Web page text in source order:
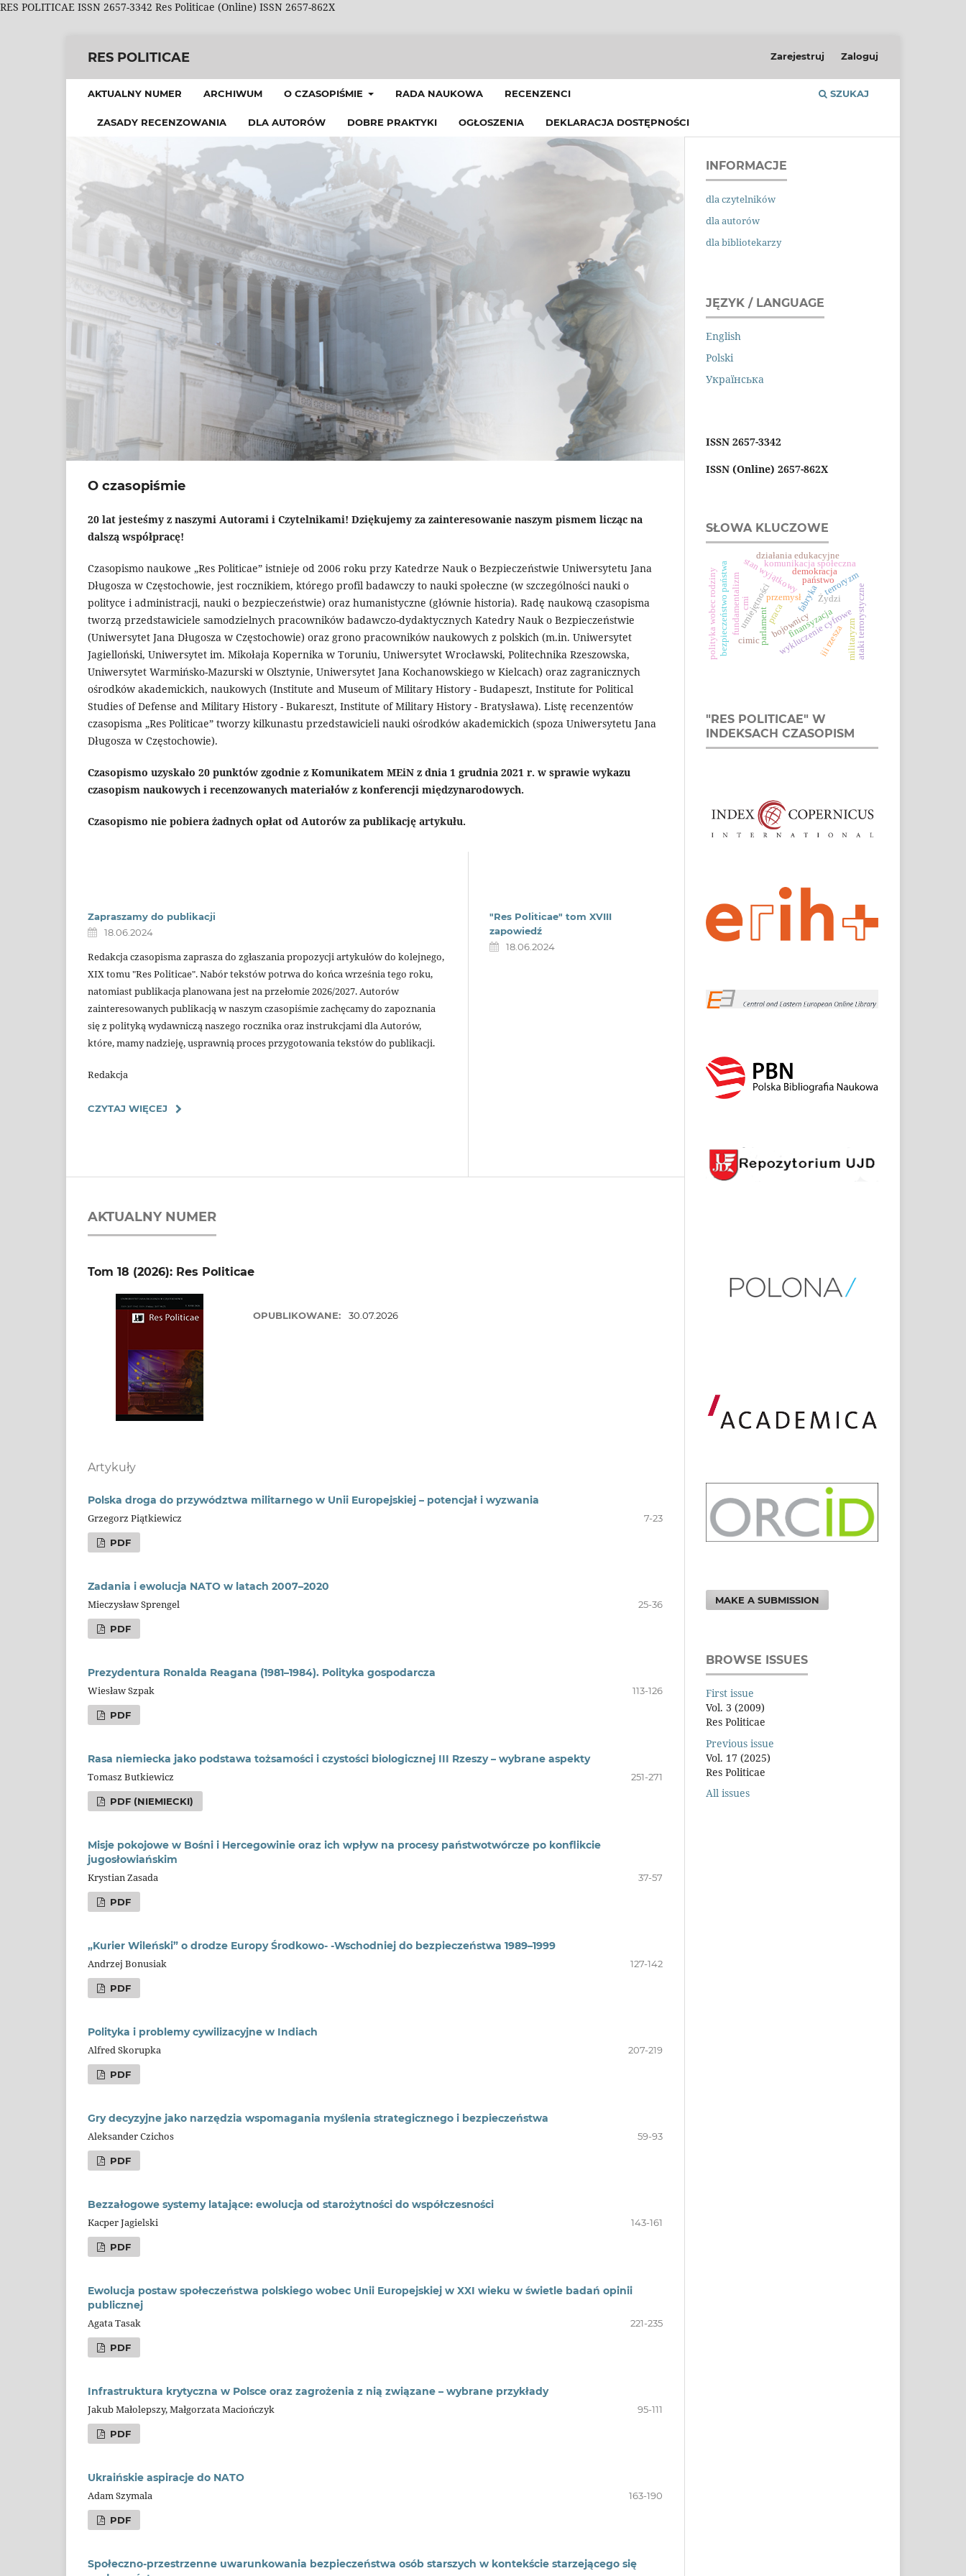
RES POLITICAE ISSN 2657-3342 Res Politicae (Online) ISSN 2657-862X
RES POLITICAE
AKTUALNY NUMER ARCHIWUM O CZASOPIŚMIE RADA NAUKOWA RECENZENCI
ZASADY RECENZOWANIA DLA AUTORÓW DOBRE PRAKTYKI OGŁOSZENIA DEKLARACJA DOSTĘPNOŚCI
SZUKAJ
Zarejestruj Zaloguj
O czasopiśmie
20 lat jesteśmy z naszymi Autorami i Czytelnikami! Dziękujemy za zainteresowanie naszym pismem licząc na
dalszą współpracę!
Czasopismo naukowe „Res Politicae” istnieje od 2006 roku przy Katedrze Nauk o Bezpieczeństwie Uniwersytetu Jana
Długosza w Częstochowie, jest rocznikiem, którego profil badawczy to nauki społeczne (w szczególności nauki o
polityce i administracji, nauki o bezpieczeństwie) oraz humanistyczne (głównie historia). Radę naukową czasopisma
tworzą przedstawiciele samodzielnych pracowników badawczo-dydaktycznych Katedry Nauk o Bezpieczeństwie
(Uniwersytet Jana Długosza w Częstochowie) oraz grono pracowników naukowych z polskich (m.in. Uniwersytet
Jagielloński, Uniwersytet im. Mikołaja Kopernika w Toruniu, Uniwersytet Wrocławski, Politechnika Rzeszowska,
Uniwersytet Warmińsko-Mazurski w Olsztynie, Uniwersytet Jana Kochanowskiego w Kielcach) oraz zagranicznych
ośrodków akademickich, naukowych (Institute and Museum of Military History - Budapeszt, Institute for Political
Studies of Defense and Military History - Bukareszt, Institute of Military History - Bratysława). Listę recenzentów
czasopisma „Res Politicae” tworzy kilkunastu przedstawicieli nauki ośrodków akademickich (spoza Uniwersytetu Jana
Długosza w Częstochowie).
Czasopismo uzyskało 20 punktów zgodnie z Komunikatem MEiN z dnia 1 grudnia 2021 r. w sprawie wykazu
czasopism naukowych i recenzowanych materiałów z konferencji międzynarodowych.
Czasopismo nie pobiera żadnych opłat od Autorów za publikację artykułu.
Zapraszamy do publikacji
18.06.2024
Redakcja czasopisma zaprasza do zgłaszania propozycji artykułów do kolejnego,
XIX tomu "Res Politicae". Nabór tekstów potrwa do końca września tego roku,
natomiast publikacja planowana jest na przełomie 2026/2027. Autorów
zainteresowanych publikacją w naszym czasopiśmie zachęcamy do zapoznania
się z polityką wydawniczą naszego rocznika oraz instrukcjami dla Autorów,
które, mamy nadzieję, usprawnią proces przygotowania tekstów do publikacji.
Redakcja
CZYTAJ WIĘCEJ
"Res Politicae" tom XVIII
zapowiedź
18.06.2024
AKTUALNY NUMER
Tom 18 (2026): Res Politicae
OPUBLIKOWANE: 30.07.2026
Artykuły
Polska droga do przywództwa militarnego w Unii Europejskiej – potencjał i wyzwania
Grzegorz Piątkiewicz
7-23
PDF
Zadania i ewolucja NATO w latach 2007–2020
Mieczysław Sprengel
25-36
PDF
Prezydentura Ronalda Reagana (1981–1984). Polityka gospodarcza
Wiesław Szpak
113-126
PDF
Rasa niemiecka jako podstawa tożsamości i czystości biologicznej III Rzeszy – wybrane aspekty
Tomasz Butkiewicz
251-271
PDF (NIEMIECKI)
Misje pokojowe w Bośni i Hercegowinie oraz ich wpływ na procesy państwotwórcze po konflikcie
jugosłowiańskim
Krystian Zasada
37-57
PDF
„Kurier Wileński” o drodze Europy Środkowo- -Wschodniej do bezpieczeństwa 1989–1999
Andrzej Bonusiak
127-142
PDF
Polityka i problemy cywilizacyjne w Indiach
Alfred Skorupka
207-219
PDF
Gry decyzyjne jako narzędzia wspomagania myślenia strategicznego i bezpieczeństwa
Aleksander Czichos
59-93
PDF
Bezzałogowe systemy latające: ewolucja od starożytności do współczesności
Kacper Jagielski
143-161
PDF
Ewolucja postaw społeczeństwa polskiego wobec Unii Europejskiej w XXI wieku w świetle badań opinii
publicznej
Agata Tasak
221-235
PDF
Infrastruktura krytyczna w Polsce oraz zagrożenia z nią związane – wybrane przykłady
Jakub Małolepszy, Małgorzata Maciończyk
95-111
PDF
Ukraińskie aspiracje do NATO
Adam Szymala
163-190
PDF
Społeczno-przestrzenne uwarunkowania bezpieczeństwa osób starszych w kontekście starzejącego się
INFORMACJE
dla czytelników
dla autorów
dla bibliotekarzy
JĘZYK / LANGUAGE
English
Polski
Українська
ISSN 2657-3342
ISSN (Online) 2657-862X
SŁOWA KLUCZOWE
Żydzi
przemysł
praca
umiejętności fabryka
terroryzm
fundamentalizm bojownicy ataki terrorystyczne
stan wyjątkowy
bezpieczeństwo państwa finansyzacja
państwo
wykluczenie cyfrowe
komunikacja społeczna
działania edukacyjne
parlament
demokracja
polityka wobec rodziny militaryzm
iii rzesza
cimic
cmi
"RES POLITICAE" W
INDEKSACH CZASOPISM
MAKE A SUBMISSION
BROWSE ISSUES
First issue
Vol. 3 (2009)
Res Politicae
Previous issue
Vol. 17 (2025)
Res Politicae
All issues